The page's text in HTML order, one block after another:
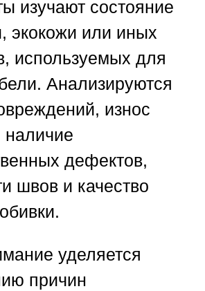
изучают состояние
экокожи или иных
используемых для
Анализируются
износ
наличие
дефектов,
швов и качество
уделяется
причин